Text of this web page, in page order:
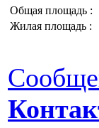
Общая площадь :
Жилая площадь :